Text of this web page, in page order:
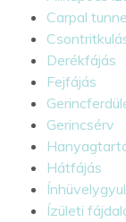
Carpal
Derékfájás
Fejfájás
Gerincsérv
Hátfájás
Ízületi